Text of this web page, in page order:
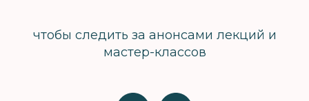
чтобы следить за анонсами лекций и
мастер-классов